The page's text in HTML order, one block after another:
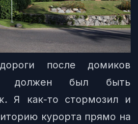
после домиков
должен был быть
Я как-то стормозил и
курорта прямо на